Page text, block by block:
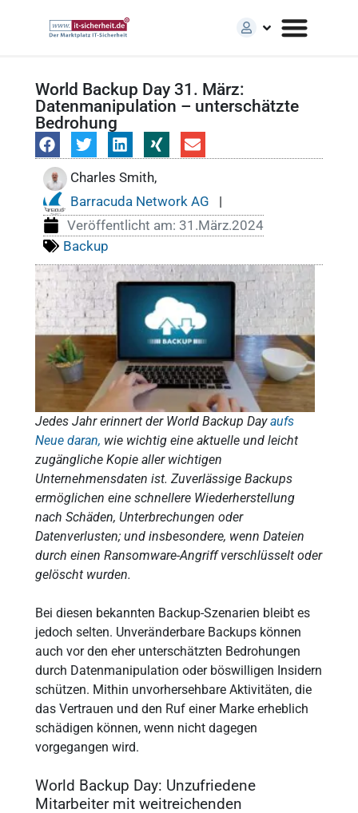
World Backup Day 31. März:
Datenmanipulation – unterschätzte
Bedrohung
Charles Smith,
Barracuda Network AG
|
Veröffentlicht am: 31.März.2024
Backup
Jedes Jahr erinnert der World Backup Dayaufs
Neue daran, wie wichtig eine aktuelle und leicht
zugängliche Kopie aller wichtigen
Unternehmensdaten ist. Zuverlässige Backups
ermöglichen eine schnellere Wiederherstellung
nach Schäden, Unterbrechungen oder
Datenverlusten; und insbesondere, wenn Dateien
durch einen Ransomware-Angriff verschlüsselt oder
gelöscht wurden.
Bei diesen bekannten Backup-Szenarien bleibt es
jedoch selten. Unveränderbare Backups können
auch vor den eher unterschätzten Bedrohungen
durch Datenmanipulation oder böswilligen Insidern
schützen. Mithin unvorhersehbare Aktivitäten, die
das Vertrauen und den Ruf einer Marke erheblich
schädigen können, wenn nicht dagegen
vorgegangen wird.
World Backup Day: Unzufriedene
Mitarbeiter mit weitreichenden